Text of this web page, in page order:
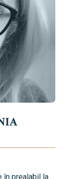
în prealabil la